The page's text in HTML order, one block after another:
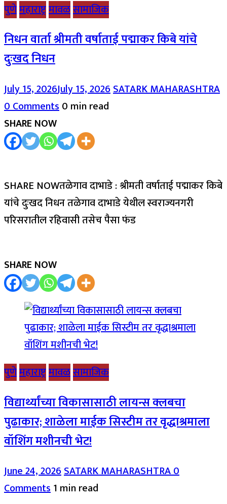
पुणेमहाराष्ट्रमावळसामाजिक
निधन वार्ता श्रीमती वर्षाताई पद्माकर किबे यांचे
दुःखद निधन
July 15, 2026July 15, 2026SATARK MAHARASHTRA
0 Comments0 min read
SHARE NOW
SHARE NOWतळेगाव दाभाडे : श्रीमती वर्षाताई पद्माकर किबे
यांचे दुःखद निधन तळेगाव दाभाडे येथील स्वराज्यनगरी
परिसरातील रहिवासी तसेच पैसा फंड
SHARE NOW
पुणेमहाराष्ट्रमावळसामाजिक
विद्यार्थ्यांच्या विकासासाठी लायन्स क्लबचा
पुढाकार; शाळेला माईक सिस्टीम तर वृद्धाश्रमाला
वॉशिंग मशीनची भेट!
June 24, 2026SATARK MAHARASHTRA0
Comments1 min read